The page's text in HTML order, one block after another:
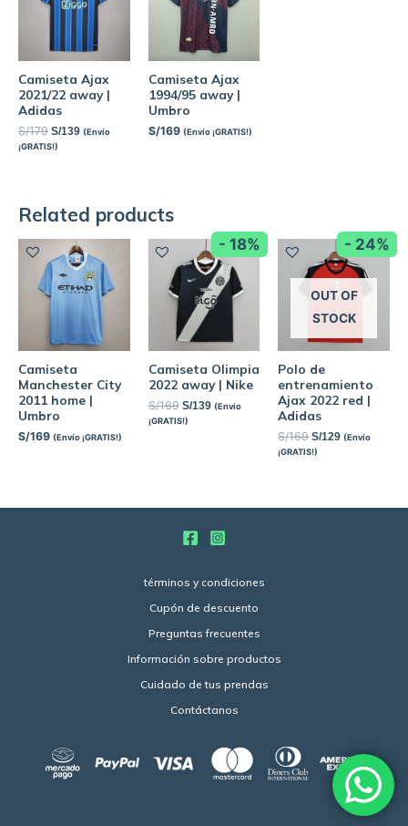
Camiseta Ajax
2021/22 away |
Adidas
S/179 S/139 (Envío
¡GRATIS!)
Camiseta Ajax
1994/95 away |
Umbro
S/169 (Envío ¡GRATIS!)
Related products
Camiseta
Manchester City
2011 home |
Umbro
S/169 (Envío ¡GRATIS!)
- 18%
Camiseta Olimpia
2022 away | Nike
S/169 S/139 (Envío
¡GRATIS!)
- 24%
OUT OF
STOCK
Polo de
entrenamiento
Ajax 2022 red |
Adidas
S/169 S/129 (Envío
¡GRATIS!)
términos y condiciones
Cupón de descuento
Preguntas frecuentes
Información sobre productos
Cuidado de tus prendas
Contáctanos